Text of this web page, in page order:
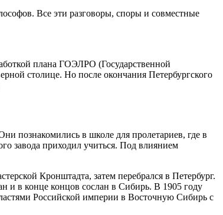
Все эти разговоры, споры и совместные
плана ГОЭЛРО (Государственной
столице. Но после окончания Петербургского
познакомились в школе для пролетариев, где в
завода приходил учиться. Под влиянием
Кронштадта, затем перебрался в Петербург.
и в конце концов сослан в Сибирь. В 1905 году
Российской империи в Восточную Сибирь с